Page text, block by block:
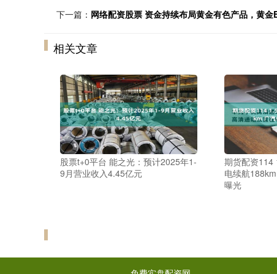
下一篇： 网络配资股票 资金持续布局黄金有色产品，黄
相关文章
股票t+0平台 能之光：预计2025年1-
9月营业收入4.45亿元
期货配资114
电续航
曝光